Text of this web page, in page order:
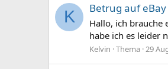
K Betrug auf
Hallo, ich brauche
habe ich es leider
Kelvin Thema 29